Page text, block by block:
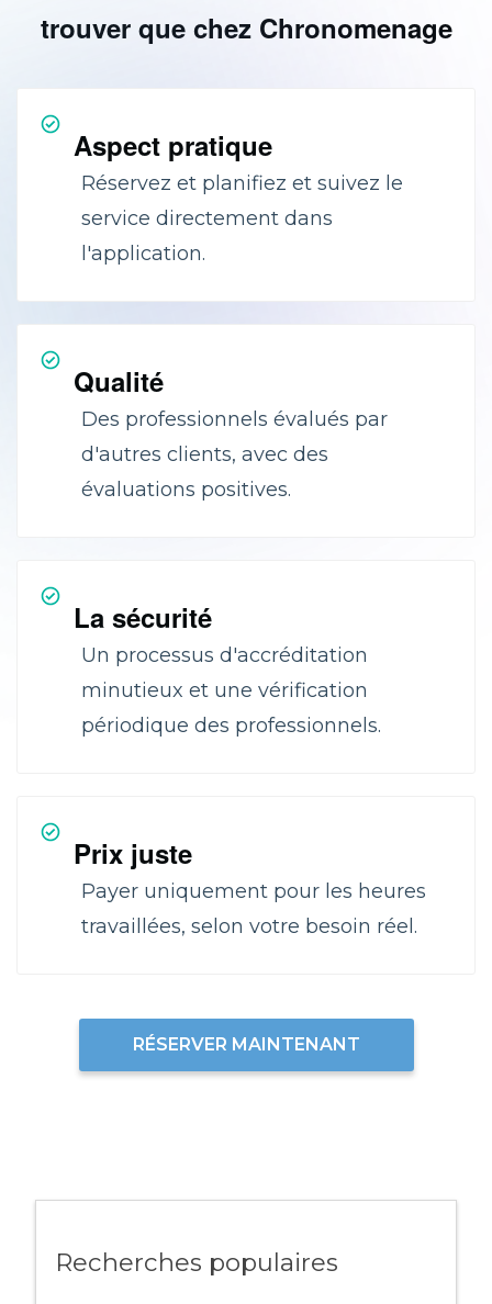
trouver que chez Chronomenage
Aspect pratique
Réservez et planifiez et suivez le
service directement dans
l'application.
Qualité
Des professionnels évalués par
d'autres clients, avec des
évaluations positives.
La sécurité
Un processus d'accréditation
minutieux et une vérification
périodique des professionnels.
Prix juste
Payer uniquement pour les heures
travaillées, selon votre besoin réel.
RÉSERVER MAINTENANT
Recherches populaires